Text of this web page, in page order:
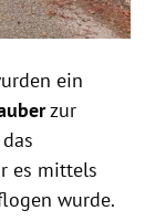
ein
zur
es mittels
wurde.